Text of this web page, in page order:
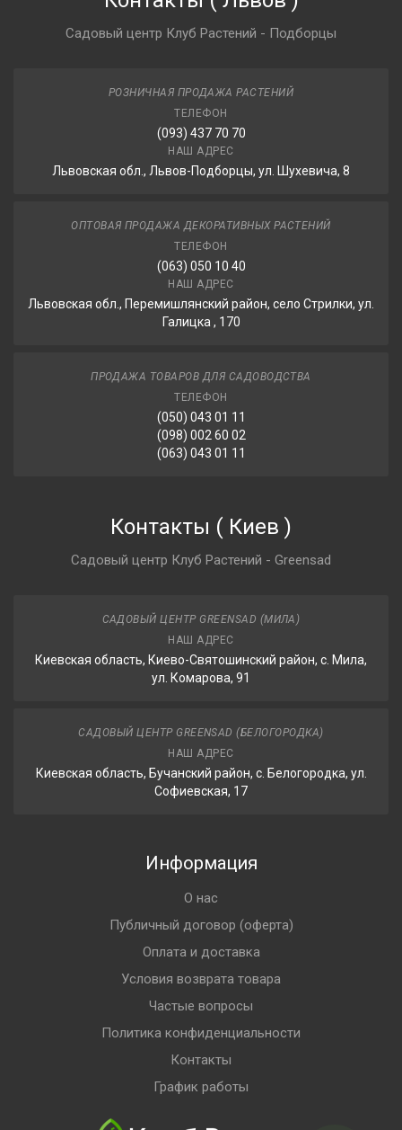
Садовый центр Клуб Растений - Подборцы
РОЗНИЧНАЯ ПРОДАЖА РАСТЕНИЙ
ТЕЛЕФОН
(093) 437 70 70
НАШ АДРЕС
Львовская обл., Львов-Подборцы, ул. Шухевича, 8
ОПТОВАЯ ПРОДАЖА ДЕКОРАТИВНЫХ РАСТЕНИЙ
ТЕЛЕФОН
(063) 050 10 40
НАШ АДРЕС
Львовская обл., Перемишлянский район, село Стрилки, ул.
Галицка , 170
ПРОДАЖА ТОВАРОВ ДЛЯ САДОВОДСТВА
ТЕЛЕФОН
(050) 043 01 11
(098) 002 60 02
(063) 043 01 11
Контакты ( Киев )
Садовый центр Клуб Растений - Greensad
САДОВЫЙ ЦЕНТР GREENSAD (МИЛА)
НАШ АДРЕС
Киевская область, Киево-Святошинский район, с. Мила,
ул. Комарова, 91
САДОВЫЙ ЦЕНТР GREENSAD (БЕЛОГОРОДКА)
НАШ АДРЕС
Киевская область, Бучанский район, с. Белогородка, ул.
Софиевская, 17
Информация
О нас
Публичный договор (оферта)
Оплата и доставка
Условия возврата товара
Частые вопросы
Политика конфиденциальности
Контакты
График работы